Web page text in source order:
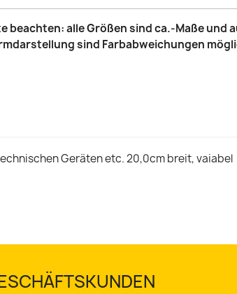
beachten: alle Größen sind ca.-Maße und
sind Farbabweichungen
Geräten etc. 20,0cm breit, vaiabel